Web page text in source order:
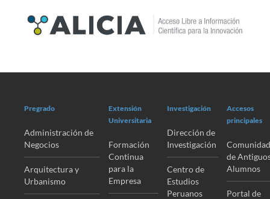
Pregrado
Administración de
Negocios
Arquitectura y
Urbanismo
Extensión
Universitaria
Formación
Continua
para la
Empresa
Investigación
Dirección de
Investigación
Centro de
Estudios
Peruanos
Accesos
principales
Comunidad
de
Alumnos
Portal de